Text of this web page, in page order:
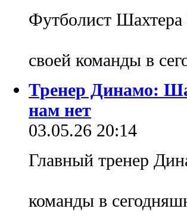
Футболист Шахтера
своей команды в
Тренер Динамо:
нам нет
03.05.26 20:14
Главный тренер
команды в